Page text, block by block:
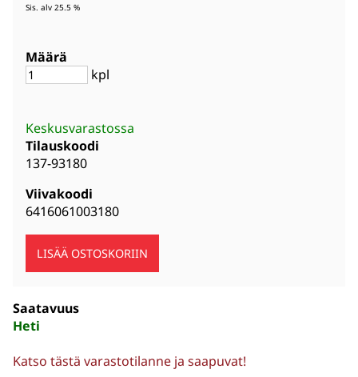
Sis. alv 25.5 %
Määrä
kpl
Keskusvarastossa
Tilauskoodi
137-93180
Viivakoodi
6416061003180
Saatavuus
Heti
Katso tästä varastotilanne ja saapuvat!